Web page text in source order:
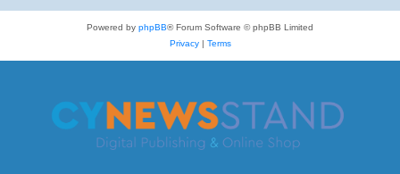
Powered by phpBB® Forum Software © phpBB Limited
Privacy| Terms